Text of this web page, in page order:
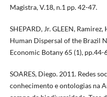
Magistra, V.18, n.1 pp. 42-47.
SHEPARD, Jr. GLEEN,
Human Dispersal of the Brazil
Economic Botany 65 (1), pp.44-
SOARES, Diego. 2011. Redes
conhecimento e ontologias na